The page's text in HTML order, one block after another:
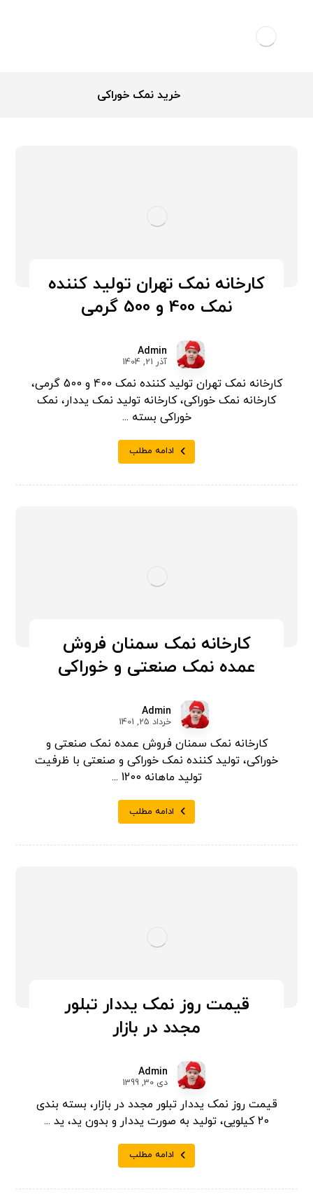
خرید نمک خوراکی
کارخانه نمک تهران تولید کننده
نمک 400 و 500 گرمی
Admin
آذر 21, 1404
کارخانه نمک تهران تولید کننده نمک 400 و 500 گرمی،
کارخانه نمک خوراکی، کارخانه تولید نمک یددار، نمک
خوراکی بسته ...
ادامه مطلب
کارخانه نمک سمنان فروش
عمده نمک صنعتی و خوراکی
Admin
خرداد 25, 1401
کارخانه نمک سمنان فروش عمده نمک صنعتی و
خوراکی، تولید کننده نمک خوراکی و صنعتی با ظرفیت
تولید ماهانه 1200 ...
ادامه مطلب
قیمت روز نمک یددار تبلور
مجدد در بازار
Admin
دی 30, 1399
قیمت روز نمک یددار تبلور مجدد در بازار، بسته بندی
20 کیلویی، تولید به صورت یددار و بدون ید، ید ...
ادامه مطلب